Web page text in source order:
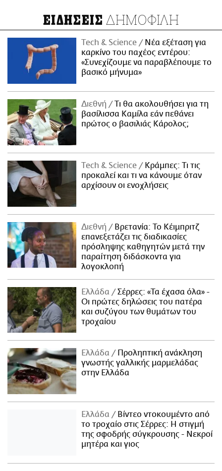
ΕΙΔΗΣΕΙΣ ΔΗΜΟΦΙΛΗ
Τech & Science
Νέα εξέταση για
καρκίνο του παχέος εντέρου:
«Συνεχίζουμε να παραβλέπουμε το
βασικό μήνυμα»
Διεθνή
Τι θα ακολουθήσει για τη
βασίλισσα Καμίλα εάν πεθάνει
πρώτος ο βασιλιάς Κάρολος;
Τech & Science
Κράμπες: Τι τις
προκαλεί και τι να κάνουμε όταν
αρχίσουν οι ενοχλήσεις
Διεθνή
Βρετανία: Το Κέιμπριτζ
επανεξετάζει τις διαδικασίες
πρόσληψης καθηγητών μετά την
παραίτηση διδάσκοντα για
λογοκλοπή
Ελλάδα
Σέρρες: «Τα έχασα όλα» -
Οι πρώτες δηλώσεις του πατέρα
και συζύγου των θυμάτων του
τροχαίου
Ελλάδα
Προληπτική ανάκληση
γνωστής γαλλικής μαρμελάδας
στην Ελλάδα
Ελλάδα
Βίντεο ντοκουμέντο από
το τροχαίο στις Σέρρες: Η στιγμή
της σφοδρής σύγκρουσης - Νεκροί
μητέρα και γιος